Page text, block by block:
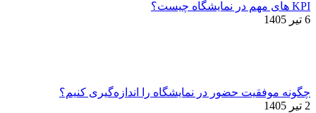
KPI های مهم در نمایشگاه چیست؟
6 تیر 1405
چگونه موفقیت حضور در نمایشگاه را اندازه‌گیری کنیم؟
2 تیر 1405